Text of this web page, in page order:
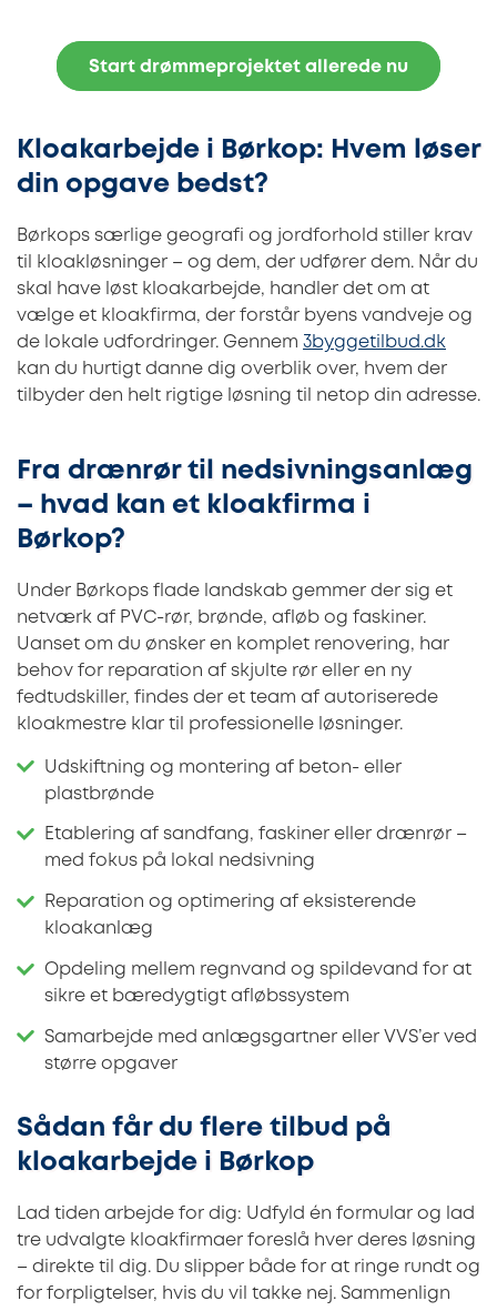
Start drømmeprojektet allerede nu
Kloakarbejde i Børkop: Hvem løser
din opgave bedst?
Børkops særlige geografi og jordforhold stiller krav
til kloakløsninger – og dem, der udfører dem. Når du
skal have løst kloakarbejde, handler det om at
vælge et kloakfirma, der forstår byens vandveje og
de lokale udfordringer. Gennem 3byggetilbud.dk
kan du hurtigt danne dig overblik over, hvem der
tilbyder den helt rigtige løsning til netop din adresse.
Fra drænrør til nedsivningsanlæg
– hvad kan et kloakfirma i
Børkop?
Under Børkops flade landskab gemmer der sig et
netværk af PVC-rør, brønde, afløb og faskiner.
Uanset om du ønsker en komplet renovering, har
behov for reparation af skjulte rør eller en ny
fedtudskiller, findes der et team af autoriserede
kloakmestre klar til professionelle løsninger.
Udskiftning og montering af beton- eller
plastbrønde
Etablering af sandfang, faskiner eller drænrør –
med fokus på lokal nedsivning
Reparation og optimering af eksisterende
kloakanlæg
Opdeling mellem regnvand og spildevand for at
sikre et bæredygtigt afløbssystem
Samarbejde med anlægsgartner eller VVS’er ved
større opgaver
Sådan får du flere tilbud på
kloakarbejde i Børkop
Lad tiden arbejde for dig: Udfyld én formular og lad
tre udvalgte kloakfirmaer foreslå hver deres løsning
– direkte til dig. Du slipper både for at ringe rundt og
for forpligtelser, hvis du vil takke nej. Sammenlign